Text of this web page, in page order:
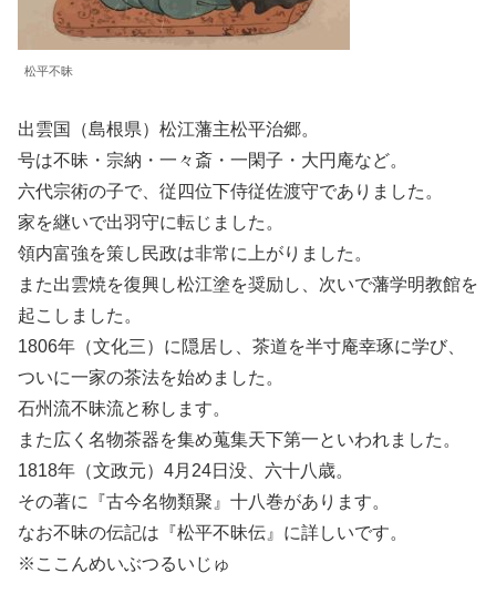
松平不昧
出雲国（島根県）松江藩主松平治郷。
号は不昧・宗納・一々斎・一閑子・大円庵など。
六代宗術の子で、従四位下侍従佐渡守でありました。
家を継いで出羽守に転じました。
領内富強を策し民政は非常に上がりました。
また出雲焼を復興し松江塗を奨励し、次いで藩学明教館を
起こしました。
1806年（文化三）に隠居し、茶道を半寸庵幸琢に学び、
ついに一家の茶法を始めました。
石州流不昧流と称します。
また広く名物茶器を集め蒐集天下第一といわれました。
1818年（文政元）4月24日没、六十八歳。
その著に『古今名物類聚』十八巻があります。
なお不昧の伝記は『松平不昧伝』に詳しいです。
※ここんめいぶつるいじゅ